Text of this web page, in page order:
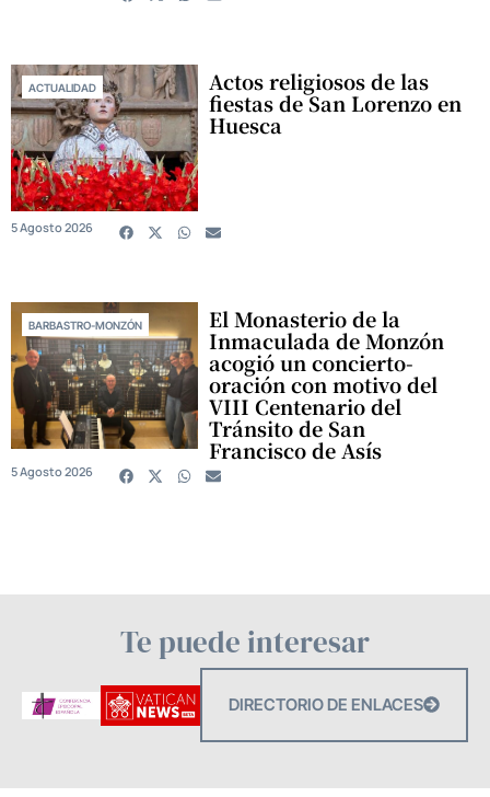
ACTUALIDAD Actos religiosos de las
fiestas de San Lorenzo en
Huesca
5 Agosto 2026
BARBASTRO-MONZÓN El Monasterio de la
Inmaculada de Monzón
acogió un concierto-
oración con motivo del
VIII Centenario del
Tránsito de San
Francisco de Asís
5 Agosto 2026
Te puede interesar
DIRECTORIO DE ENLACES